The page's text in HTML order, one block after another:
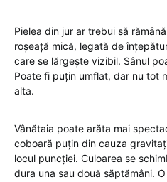
Pielea din jur ar trebui să
roșeață mică, legată de
care se lărgește vizibil. Sânul
Poate fi puțin umflat, dar nu tot
alta.
Vânătaia poate arăta mai
coboară puțin din cauza
locul puncției. Culoarea se
dura una sau două săptămâni.